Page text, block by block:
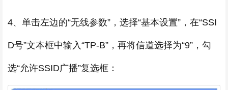
4、单击左边的“无线参数”，选择“基本设置”，在“SSI
D号”文本框中输入“TP-B”，再将信道选择为“9”，勾
选“允许SSID广播”复选框：